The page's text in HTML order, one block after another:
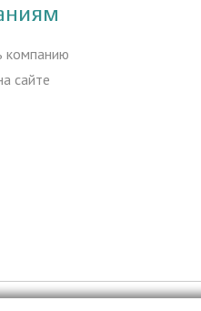
компанию
сайте